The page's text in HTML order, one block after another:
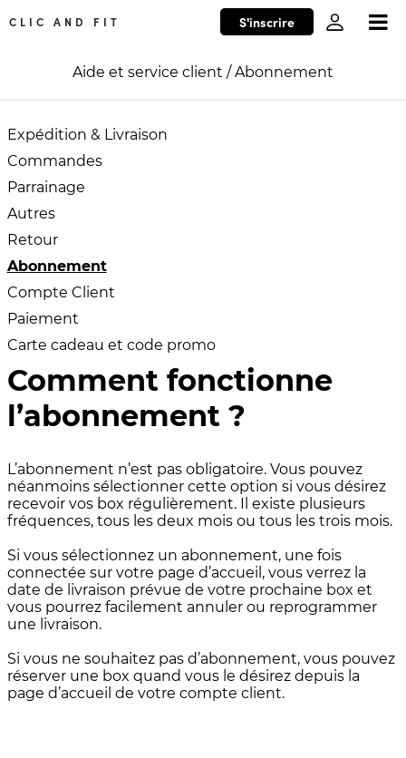
CLIC AND FIT S'inscrire
Aide et service client /Abonnement
Expédition & Livraison
Commandes
Parrainage
Autres
Retour
Abonnement
Compte Client
Paiement
Carte cadeau et code promo
Comment fonctionne
l’abonnement ?
L’abonnement n’est pas obligatoire. Vous pouvez
néanmoins sélectionner cette option si vous désirez
recevoir vos box régulièrement. Il existe plusieurs
fréquences, tous les deux mois ou tous les trois mois.
Si vous sélectionnez un abonnement, une fois
connectée sur votre page d’accueil, vous verrez la
date de livraison prévue de votre prochaine box et
vous pourrez facilement annuler ou reprogrammer
une livraison.
Si vous ne souhaitez pas d’abonnement, vous pouvez
réserver une box quand vous le désirez depuis la
page d’accueil de votre compte client.